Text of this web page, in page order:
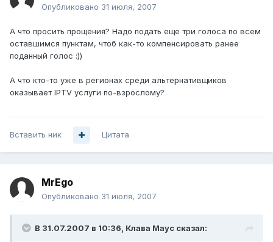
Опубликовано 31 июля, 2007
А что просить прощения? Надо подать еще три голоса по всем
оставшимся пунктам, чтоб как-то компенсировать ранее
поданный голос :))
А что кто-то уже в регионах среди альтернативщиков
оказывает IPTV услуги по-взрослому?
Вставить ник Цитата
MrEgo
Опубликовано 31 июля, 2007
В 31.07.2007 в 10:36, Клава Маус сказал: